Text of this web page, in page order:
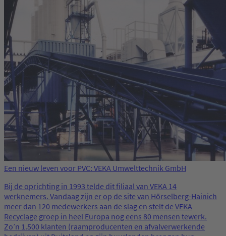
Een nieuw leven voor PVC: VEKA Umwelttechnik GmbH
Bij de oprichting in 1993 telde dit filiaal van VEKA 14
werknemers. Vandaag zijn er op de site van Hörselberg-Hainich
meer dan 120 medewerkers aan de slag en stelt de VEKA
Recyclage groep in heel Europa nog eens 80 mensen tewerk.
Zo’n 1.500 klanten (raamproducenten en afvalverwerkende